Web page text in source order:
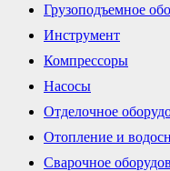
Грузоподъемное
Инструмент
Компрессоры
Насосы
Отделочное
Отопление и
Сварочное